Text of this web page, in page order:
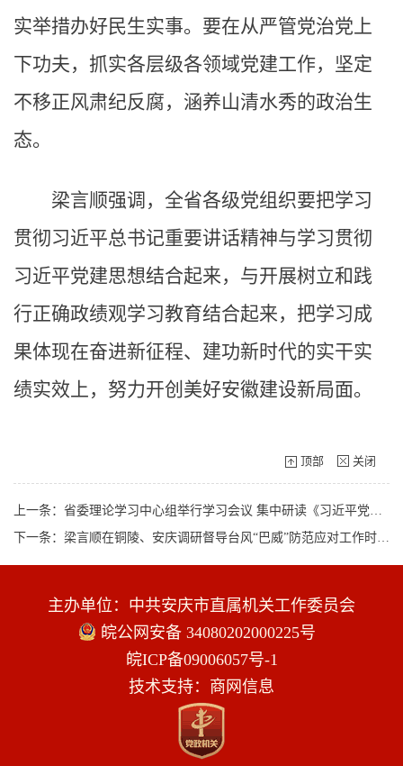
实举措办好民生实事。要在从严管党治党上
下功夫，抓实各层级各领域党建工作，坚定
不移正风肃纪反腐，涵养山清水秀的政治生
态。
梁言顺强调，全省各级党组织要把学习
贯彻习近平总书记重要讲话精神与学习贯彻
习近平党建思想结合起来，与开展树立和践
行正确政绩观学习教育结合起来，把学习成
果体现在奋进新征程、建功新时代的实干实
绩实效上，努力开创美好安徽建设新局面。
顶部 关闭
上一条：省委理论学习中心组举行学习会议 集中研读《习近平党建文选》第一卷、第二卷
下一条：梁言顺在铜陵、安庆调研督导台风“巴威”防范应对工作时强调 坚持人民至上生命至上 全力打好防汛防台风硬仗
主办单位：中共安庆市直属机关工作委员会
皖公网安备 34080202000225号
皖ICP备09006057号-1
技术支持：商网信息